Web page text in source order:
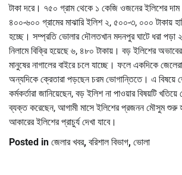
টাকা দরে। ৭৫০ গ্রাম থেকে ১ কেজি ওজনের ইলিশের
৪০০-৬০০ গ্রামের মাঝারি ইলিশ ২, ৫০০-৩, ০০০ টাকায়
হচ্ছে। সম্প্রতি ভোলার দৌলতখান মদনপুর ঘাটে ধরা পড়া
নিলামে বিক্রি হয়েছে ৬, ৪৮০ টাকায়। বড় ইলিশের অভাবের
মানুষের নাগালের বাইরে চলে যাচ্ছে। ফলে একদিকে
অন্যদিকে ক্রেতারা পড়ছেন চরম ভোগান্তিতে। এ বিষয়ে
কর্মকর্তারা জানিয়েছেন, বড় ইলিশ না পাওয়ার বিষয়টি
ব্যক্ত করেছেন, আগামী মাসে ইলিশের প্রজনন মৌসুম শুরু
আকারের ইলিশের প্রাচুর্য দেখা যাবে।
Posted in জেলার খবর, বরিশাল বিভাগ, ভোলা